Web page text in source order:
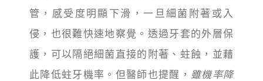
管，感受度明顯下滑，一旦細菌附著或入
侵，也很難快速地察覺。透過牙套的外層保
護，可以隔絕細菌直接的附著、蛀蝕，並藉
此降低蛀牙機率。但醫師也提醒， 雖機率降